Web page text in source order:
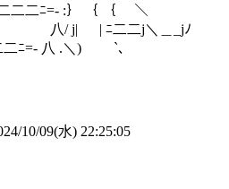
二ﾆ=- :｝ ｛ ｛ ＼
二j＼＿_jﾉ
ﾆ=- 八 .＼) `､
10/09(水) 22:25:05